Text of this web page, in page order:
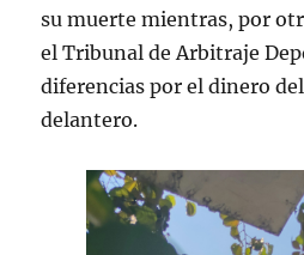
su muerte mientras, por
el Tribunal de Arbitraje
diferencias por el dinero
delantero.